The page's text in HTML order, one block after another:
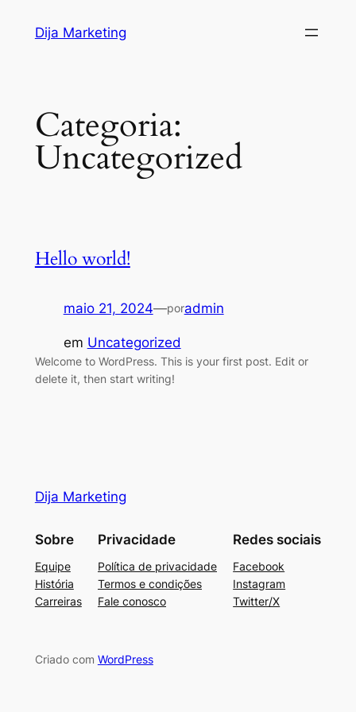
Dija Marketing
Categoria:
Uncategorized
Hello world!
maio 21, 2024—poradmin
em Uncategorized
Welcome to WordPress. This is your first post. Edit or
delete it, then start writing!
Dija Marketing
Sobre
Equipe
História
Carreiras
Privacidade
Política de privacidade
Termos e condições
Fale conosco
Redes sociais
Facebook
Instagram
Twitter/X
Criado com WordPress